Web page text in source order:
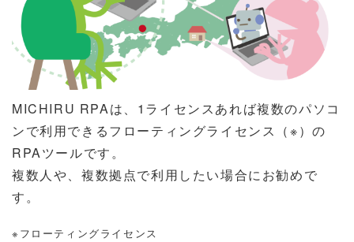
MICHIRU RPAは、1ライセンスあれば複数のパソコ
ンで利用できるフローティングライセンス（※）の
RPAツールです。
複数人や、複数拠点で利用したい場合にお勧めで
す。
※フローティングライセンス